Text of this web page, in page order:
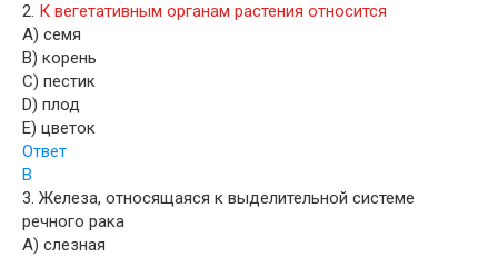
2. К вегетативным органам растения относится
A) семя
B) корень
C) пестик
D) плод
E) цветок
Ответ
B
3. Железа, относящаяся к выделительной системе
речного рака
A) слезная